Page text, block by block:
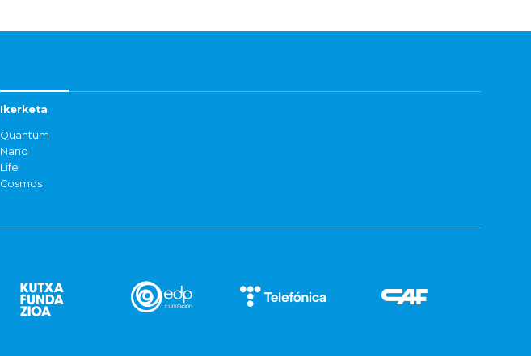
Ikerketa
Quantum
Nano
Life
Cosmos